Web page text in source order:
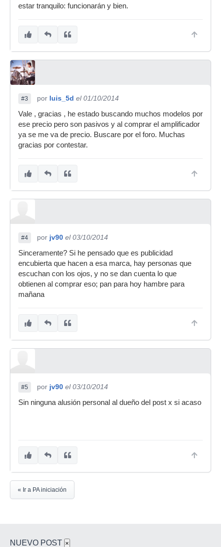
estar tranquilo: funcionarán y bien.
#3 por luis_5d el 01/10/2014
Vale , gracias , he estado buscando muchos modelos por
ese precio pero son pasivos y al comprar el amplificador
ya se me va de precio. Buscare por el foro. Muchas
gracias por contestar.
#4 por jv90 el 03/10/2014
Sinceramente? Si he pensado que es publicidad
encubierta que hacen a esa marca, hay personas que
escuchan con los ojos, y no se dan cuenta lo que
obtienen al comprar eso; pan para hoy hambre para
mañana
#5 por jv90 el 03/10/2014
Sin ninguna alusión personal al dueño del post x si acaso
« Ir a PA iniciación
NUEVO POST ×